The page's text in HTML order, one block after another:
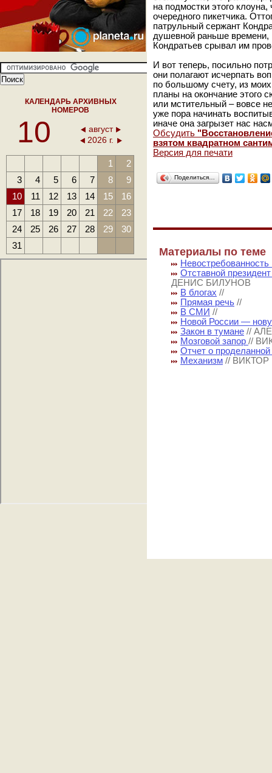
КАЛЕНДАРЬ АРХИВНЫХ
НОМЕРОВ
10
август
2026 г.
1
2
3
4 5 6 7 8
9
10
11 12 13 14 15
16
17
18 19 20 21 22
23
24
25 26 27 28 29
30
31
на подмостки этого
очередного пикетчика.
патрульный сержант
душевной раньше времени,
Кондратьев срывал им
И вот теперь, посильно
они полагают исчерпать
по большому счету, из
планы на окончание этого
или мстительный – вовсе
уже пора начинать
иначе она загрызет нас
Обсудить
взятом квадратном
Версия для печати
Поделиться…
Материалы по теме
Невостребованность
Отставной
ДЕНИС БИЛУНОВ
В блогах //
Прямая речь //
В СМИ //
Новой России —
Закон в тумане //
Мозговой запор //
Отчет о
Механизм //